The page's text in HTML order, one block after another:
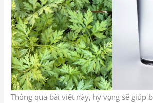
Thông qua bài viết này, hy vọng sẽ giúp